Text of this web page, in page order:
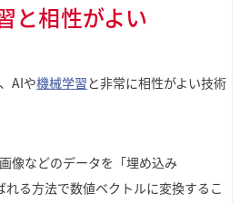
と相性がよい
AIや機械学習 と非常に相性がよい技術
像などのデータを「埋め込み
れる方法で数値ベクトルに変換するこ